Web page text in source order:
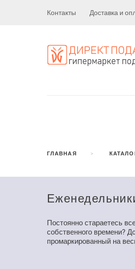
Контакты Доставка и
ГЛАВНАЯ
Постоянно стараетесь
собственного времени?
промаркированный на